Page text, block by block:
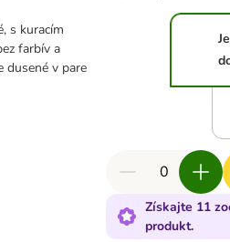
s kuracím
farbív a
dusené v pare
Získajte 11
produkt.